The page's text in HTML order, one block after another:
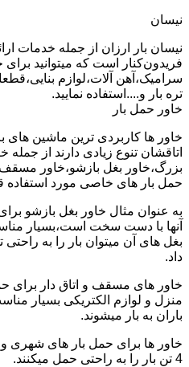
نیسان
نیسان بار ارزان از جمله خدمات
فریدون‌کنار است که میتوانید
سرامیک،آهن آلات،لوازم
تره بار و....استفاده نمایید.
خاور حمل بار
خاور ها کاربردی ترین ماشین های
اتاقشان تنوع زیادی دارند از جمله
بزرگ،خاور بغل بازشو،خاور مسقف
حمل بار های خاصی مورد استفاده
به عنوان مثال خاور بغل بازشو
آنها با دست سخت است،بسیار
بغل های آن میتوان بار را به
داد.
خاور های مسقف و اتاق دار برای
منزل و لوازم الکتریکی بسیار
باران به بار میشوند.
خاور ها برای حمل بار های شهری
4 تن بار را به راحتی حمل میکنند.